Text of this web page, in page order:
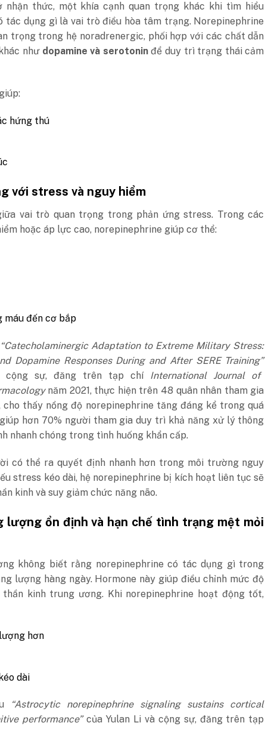
nhận thức, một khía cạnh quan trọng khác khi tìm hiểu
tác dụng gì là vai trò điều hòa tâm trạng. Norepinephrine
trọng trong hệ noradrenergic, phối hợp với các chất dẫn
như dopamine và serotoninđể duy trì trạng thái cảm
hứng thú
với stress và nguy hiểm
vai trò quan trọng trong phản ứng stress. Trong các
hoặc áp lực cao, norepinephrine giúp cơ thể:
máu đến cơ bắp
“Catecholaminergic Adaptation to Extreme Military Stress:
Dopamine Responses During and After SERE Training”
cộng sự, đăng trên tạp chí International Journal of
năm 2021, thực hiện trên 48 quân nhân tham gia
cho thấy nồng độ norepinephrine tăng đáng kể trong quá
hơn 70% người tham gia duy trì khả năng xử lý thông
nhanh chóng trong tình huống khẩn cấp.
có thể ra quyết định nhanh hơn trong môi trường nguy
stress kéo dài, hệ norepinephrine bị kích hoạt liên tục sẽ
kinh và suy giảm chức năng não.
lượng ổn định và hạn chế tình trạng mệt mỏi
không biết rằng norepinephrine có tác dụng gì trong
lượng hàng ngày. Hormone này giúp điều chỉnh mức độ
thần kinh trung ương. Khi norepinephrine hoạt động tốt,
hơn
dài
“Astrocytic norepinephrine signaling sustains cortical
performance”của Yulan Li và cộng sự, đăng trên tạp